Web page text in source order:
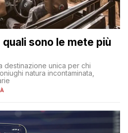
sono le mete più
destinazione unica per chi
natura incontaminata,